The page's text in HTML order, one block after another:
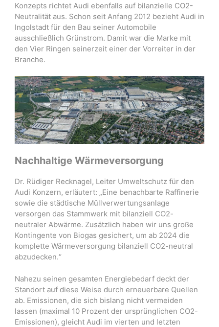
Konzepts richtet Audi ebenfalls auf bilanzielle CO2-
Neutralität aus. Schon seit Anfang 2012 bezieht Audi in
Ingolstadt für den Bau seiner Automobile
ausschließlich Grünstrom. Damit war die Marke mit
den Vier Ringen seinerzeit einer der Vorreiter in der
Branche.
Nachhaltige Wärmeversorgung
Dr. Rüdiger Recknagel, Leiter Umweltschutz für den
Audi Konzern, erläutert: „Eine benachbarte Raffinerie
sowie die städtische Müllverwertungsanlage
versorgen das Stammwerk mit bilanziell CO2-
neutraler Abwärme. Zusätzlich haben wir uns große
Kontingente von Biogas gesichert, um ab 2024 die
komplette Wärmeversorgung bilanziell CO2-neutral
abzudecken.“
Nahezu seinen gesamten Energiebedarf deckt der
Standort auf diese Weise durch erneuerbare Quellen
ab. Emissionen, die sich bislang nicht vermeiden
lassen (maximal 10 Prozent der ursprünglichen CO2-
Emissionen), gleicht Audi im vierten und letzten